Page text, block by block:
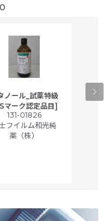
ノール_試薬特級
マーク認定品目]
131-01826
フイルム和光純
薬（株）
ア